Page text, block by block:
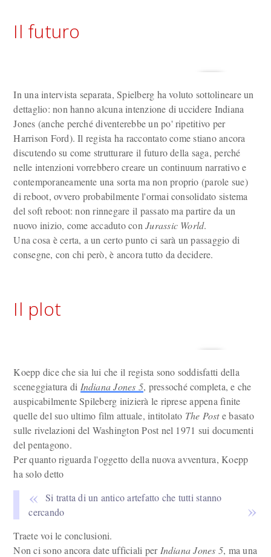
Il futuro
In una intervista separata, Spielberg ha voluto sottolineare un
dettaglio: non hanno alcuna intenzione di uccidere Indiana
Jones (anche perché diventerebbe un po' ripetitivo per
Harrison Ford). Il regista ha raccontato come stiano ancora
discutendo su come strutturare il futuro della saga, perché
nelle intenzioni vorrebbero creare un continuum narrativo e
contemporaneamente una sorta ma non proprio (parole sue)
di reboot, ovvero probabilmente l'ormai consolidato sistema
del soft reboot: non rinnegare il passato ma partire da un
nuovo inizio, come accaduto conJurassic World.
Una cosa è certa, a un certo punto ci sarà un passaggio di
consegne, con chi però, è ancora tutto da decidere.
Il plot
Koepp dice che sia lui che il regista sono soddisfatti della
sceneggiatura di Indiana Jones 5, pressoché completa, e che
auspicabilmente Spileberg inizierà le riprese appena finite
quelle del suo ultimo film attuale, intitolato The Poste basato
sulle rivelazioni del Washington Post nel 1971 sui documenti
del pentagono.
Per quanto riguarda l'oggetto della nuova avventura, Koepp
ha solo detto
Si tratta di un antico artefatto che tutti stanno
cercando
Traete voi le conclusioni.
Non ci sono ancora date ufficiali per Indiana Jones 5, ma una